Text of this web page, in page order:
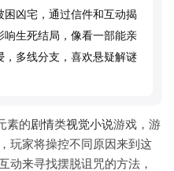
凶宅，通过信件和互动揭
生死结局，像看一部能亲
多线分支，喜欢悬疑解谜
素的剧情类视觉小说游戏，游
玩家将操控不同原因来到这
动来寻找摆脱诅咒的方法，